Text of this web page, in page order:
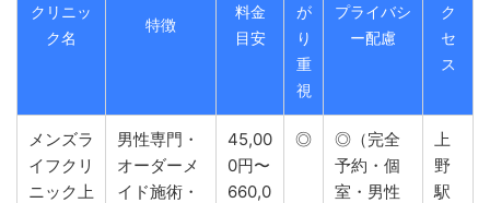
クリニッ
ク名
特徴
料金
目安
が
り
重
視
プライバシ
ー配慮
ク
セ
ス
メンズラ
イフクリ
ニック上
男性専門・
オーダーメ
イド施術・
45,00
0円〜
660,0
◎
◎（完全
予約・個
室・男性
上
野
駅